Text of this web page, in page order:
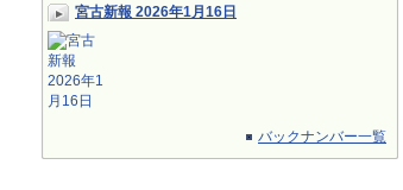
宮古新報 2026年1月16日
バックナンバー一覧